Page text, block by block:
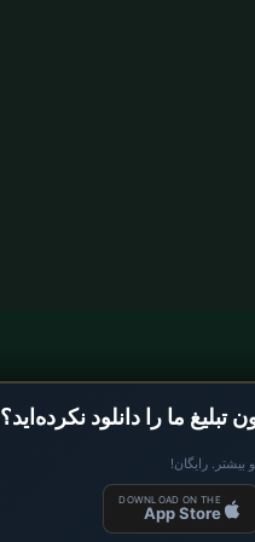
تبلیغ ما را دانلود نکرده‌اید؟
بیشتر. رایگان!
DOWNLOAD ON THE
App Store